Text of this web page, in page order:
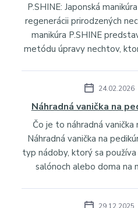
P.SHINE: Japonská
regenerácii prirodzených
manikúra P.SHINE
metódu úpravy nechtov,
24.02.2026
Náhradná vanička na
Čo je to náhradná vanička
Náhradná vanička na
typ nádoby, ktorý sa
salónoch alebo doma na